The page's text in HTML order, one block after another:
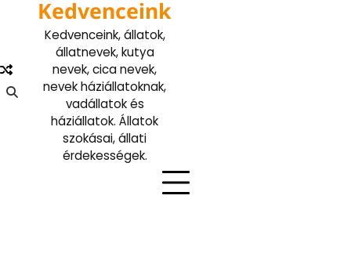
Kedvenceink
Kedvenceink, állatok,
állatnevek, kutya
nevek, cica nevek,
nevek háziállatoknak,
vadállatok és
háziállatok. Állatok
szokásai, állati
érdekességek.